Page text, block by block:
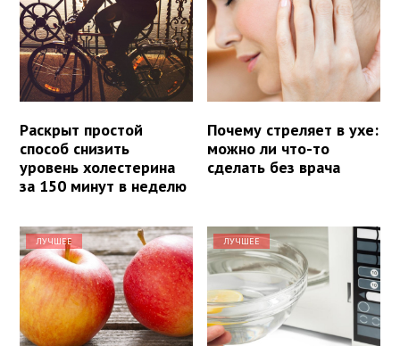
Раскрыт простой
способ снизить
уровень холестерина
за 150 минут в неделю
Почему стреляет в ухе:
можно ли что-то
сделать без врача
ЛУЧШЕЕ ЛУЧШЕЕ